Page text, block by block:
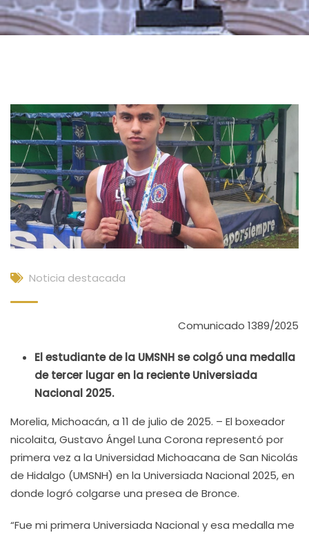
Noticia destacada
Comunicado 1389/2025
El estudiante de la UMSNH se colgó una medalla
de tercer lugar en la reciente Universiada
Nacional 2025.
Morelia, Michoacán, a 11 de julio de 2025. – El boxeador
nicolaita, Gustavo Ángel Luna Corona representó por
primera vez a la Universidad Michoacana de San Nicolás
de Hidalgo (UMSNH) en la Universiada Nacional 2025, en
donde logró colgarse una presea de Bronce.
“Fue mi primera Universiada Nacional y esa medalla me